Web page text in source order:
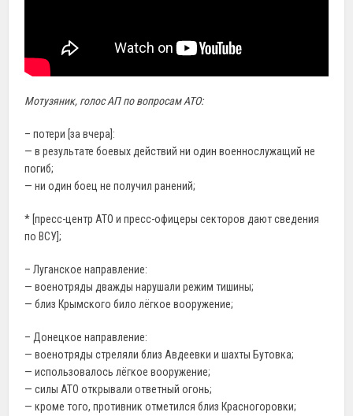
Мотузяник, голос АП по вопросам АТО:
– потери [за вчера]:
— в результате боевых действий ни один военнослужащий не
погиб;
— ни один боец не получил ранений;
* [пресс-центр АТО и пресс-офицеры секторов дают сведения
по ВСУ];
– Луганское направление:
— военотряды дважды нарушали режим тишины;
— близ Крымского било лёгкое вооружение;
– Донецкое направление:
— военотряды стреляли близ Авдеевки и шахты Бутовка;
— использовалось лёгкое вооружение;
— силы АТО открывали ответный огонь;
— кроме того, противник отметился близ Красногоровки;